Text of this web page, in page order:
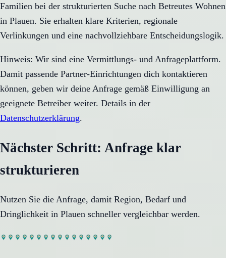
Familien bei der strukturierten Suche nach Betreutes Wohnen
in Plauen. Sie erhalten klare Kriterien, regionale
Verlinkungen und eine nachvollziehbare Entscheidungslogik.
Hinweis: Wir sind eine Vermittlungs- und Anfrageplattform.
Damit passende Partner-Einrichtungen dich kontaktieren
können, geben wir deine Anfrage gemäß Einwilligung an
geeignete Betreiber weiter. Details in der
Datenschutzerklärung.
Nächster Schritt: Anfrage klar
strukturieren
Nutzen Sie die Anfrage, damit Region, Bedarf und
Dringlichkeit in Plauen schneller vergleichbar werden.